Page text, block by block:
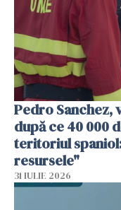
Pedro Sanchez,
după ce 40 000
teritoriul
resursele"
31 IULIE 2026